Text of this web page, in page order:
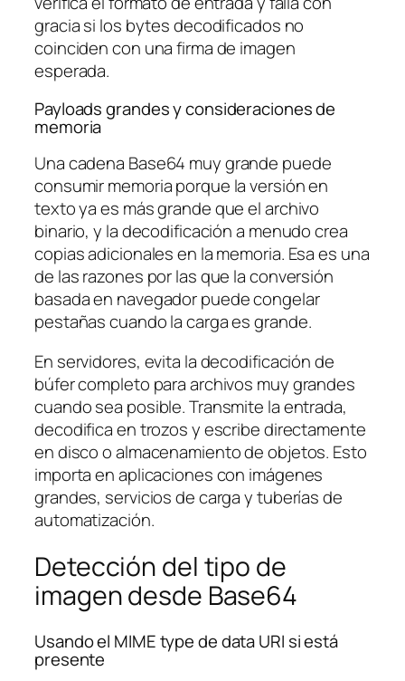
gracia si los bytes decodificados no
coinciden con una firma de imagen
esperada.
Payloads grandes y consideraciones de
memoria
Una cadena Base64 muy grande puede
consumir memoria porque la versión en
texto ya es más grande que el archivo
binario, y la decodificación a menudo crea
copias adicionales en la memoria. Esa es una
de las razones por las que la conversión
basada en navegador puede congelar
pestañas cuando la carga es grande.
En servidores, evita la decodificación de
búfer completo para archivos muy grandes
cuando sea posible. Transmite la entrada,
decodifica en trozos y escribe directamente
en disco o almacenamiento de objetos. Esto
importa en aplicaciones con imágenes
grandes, servicios de carga y tuberías de
automatización.
Detección del tipo de
imagen desde Base64
Usando el MIME type de data URI si está
presente